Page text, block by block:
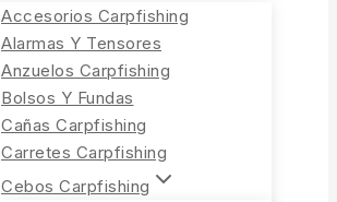
Accesorios Carpfishing
Alarmas Y Tensores
Anzuelos Carpfishing
Bolsos Y Fundas
Cañas Carpfishing
Carretes Carpfishing
Cebos Carpfishing